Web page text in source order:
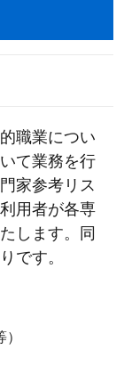
職業につい
て業務を行
家参考リス
用者が各専
します。同
です。